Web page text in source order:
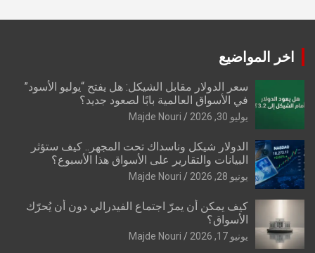
اخر المواضيع
سعر الدولار مقابل الشيكل: هل يفتح “يوليو الأسود”
في الأسواق العالمية بابًا لصعود جديد؟
يوليو 30, 2026 Majde Nouri
الدولار شيكل وناسداك تحت المجهر.. كيف ستؤثر
البيانات والتقارير على الأسواق هذا الأسبوع؟
يونيو 28, 2026 Majde Nouri
كيف يمكن أن يمرّ اجتماع الفيدرالي دون أن يُحرّك
الأسواق؟
يونيو 17, 2026 Majde Nouri